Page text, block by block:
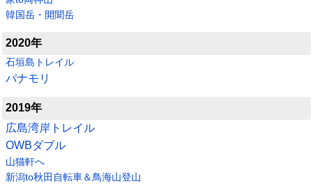
韓国岳・開聞岳
2020年
石垣島トレイル
パナモリ
2019年
広島湾岸トレイル
OWBダブル
山猫軒へ
新潟to秋田自転車＆鳥海山登山